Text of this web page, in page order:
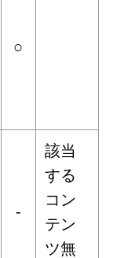
○
‐
該当
する
コン
テン
ツ無